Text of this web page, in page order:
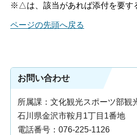
※△は、該当があれば添付を要す
ページの先頭へ戻る
お問い合わせ
所属課：文化観光スポーツ部
石川県金沢市鞍月1丁目1番地
電話番号：076-225-1126